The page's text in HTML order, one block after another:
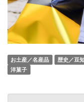
お土産／名産品 歴史／豆
洋菓子